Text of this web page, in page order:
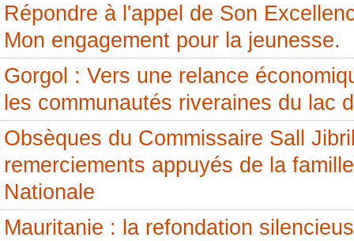
Répondre à l'appel de Son
Mon engagement pour la jeunesse.
Gorgol : Vers une relance
les communautés riveraines du lac
Obsèques du Commissaire Sall
remerciements appuyés de la
Nationale
Mauritanie : la refondation